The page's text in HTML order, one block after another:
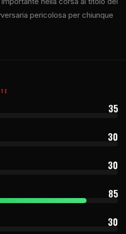
pericolosa per chiunque
35
30
30
85
30